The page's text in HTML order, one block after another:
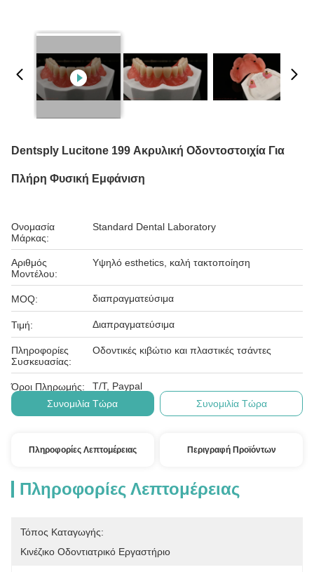
Dentsply Lucitone 199 Ακρυλική Οδοντοστοιχία Για
Πλήρη Φυσική Εμφάνιση
Ονομασία
Μάρκας:
Standard Dental Laboratory
Αριθμός
Μοντέλου:
Υψηλό esthetics, καλή τακτοποίηση
MOQ: διαπραγματεύσιμα
Τιμή: Διαπραγματεύσιμα
Πληροφορίες
Συσκευασίας:
Οδοντικές κιβώτιο και πλαστικές τσάντες
Όροι Πληρωμής:
T/T, Paypal
Συνομιλία Τώρα
Συνομιλία Τώρα
Πληροφορίες Λεπτομέρειας Περιγραφή Προϊόντων
Πληροφορίες Λεπτομέρειας
Τόπος Καταγωγής:
Κινέζικο Οδοντιατρικό Εργαστήριο